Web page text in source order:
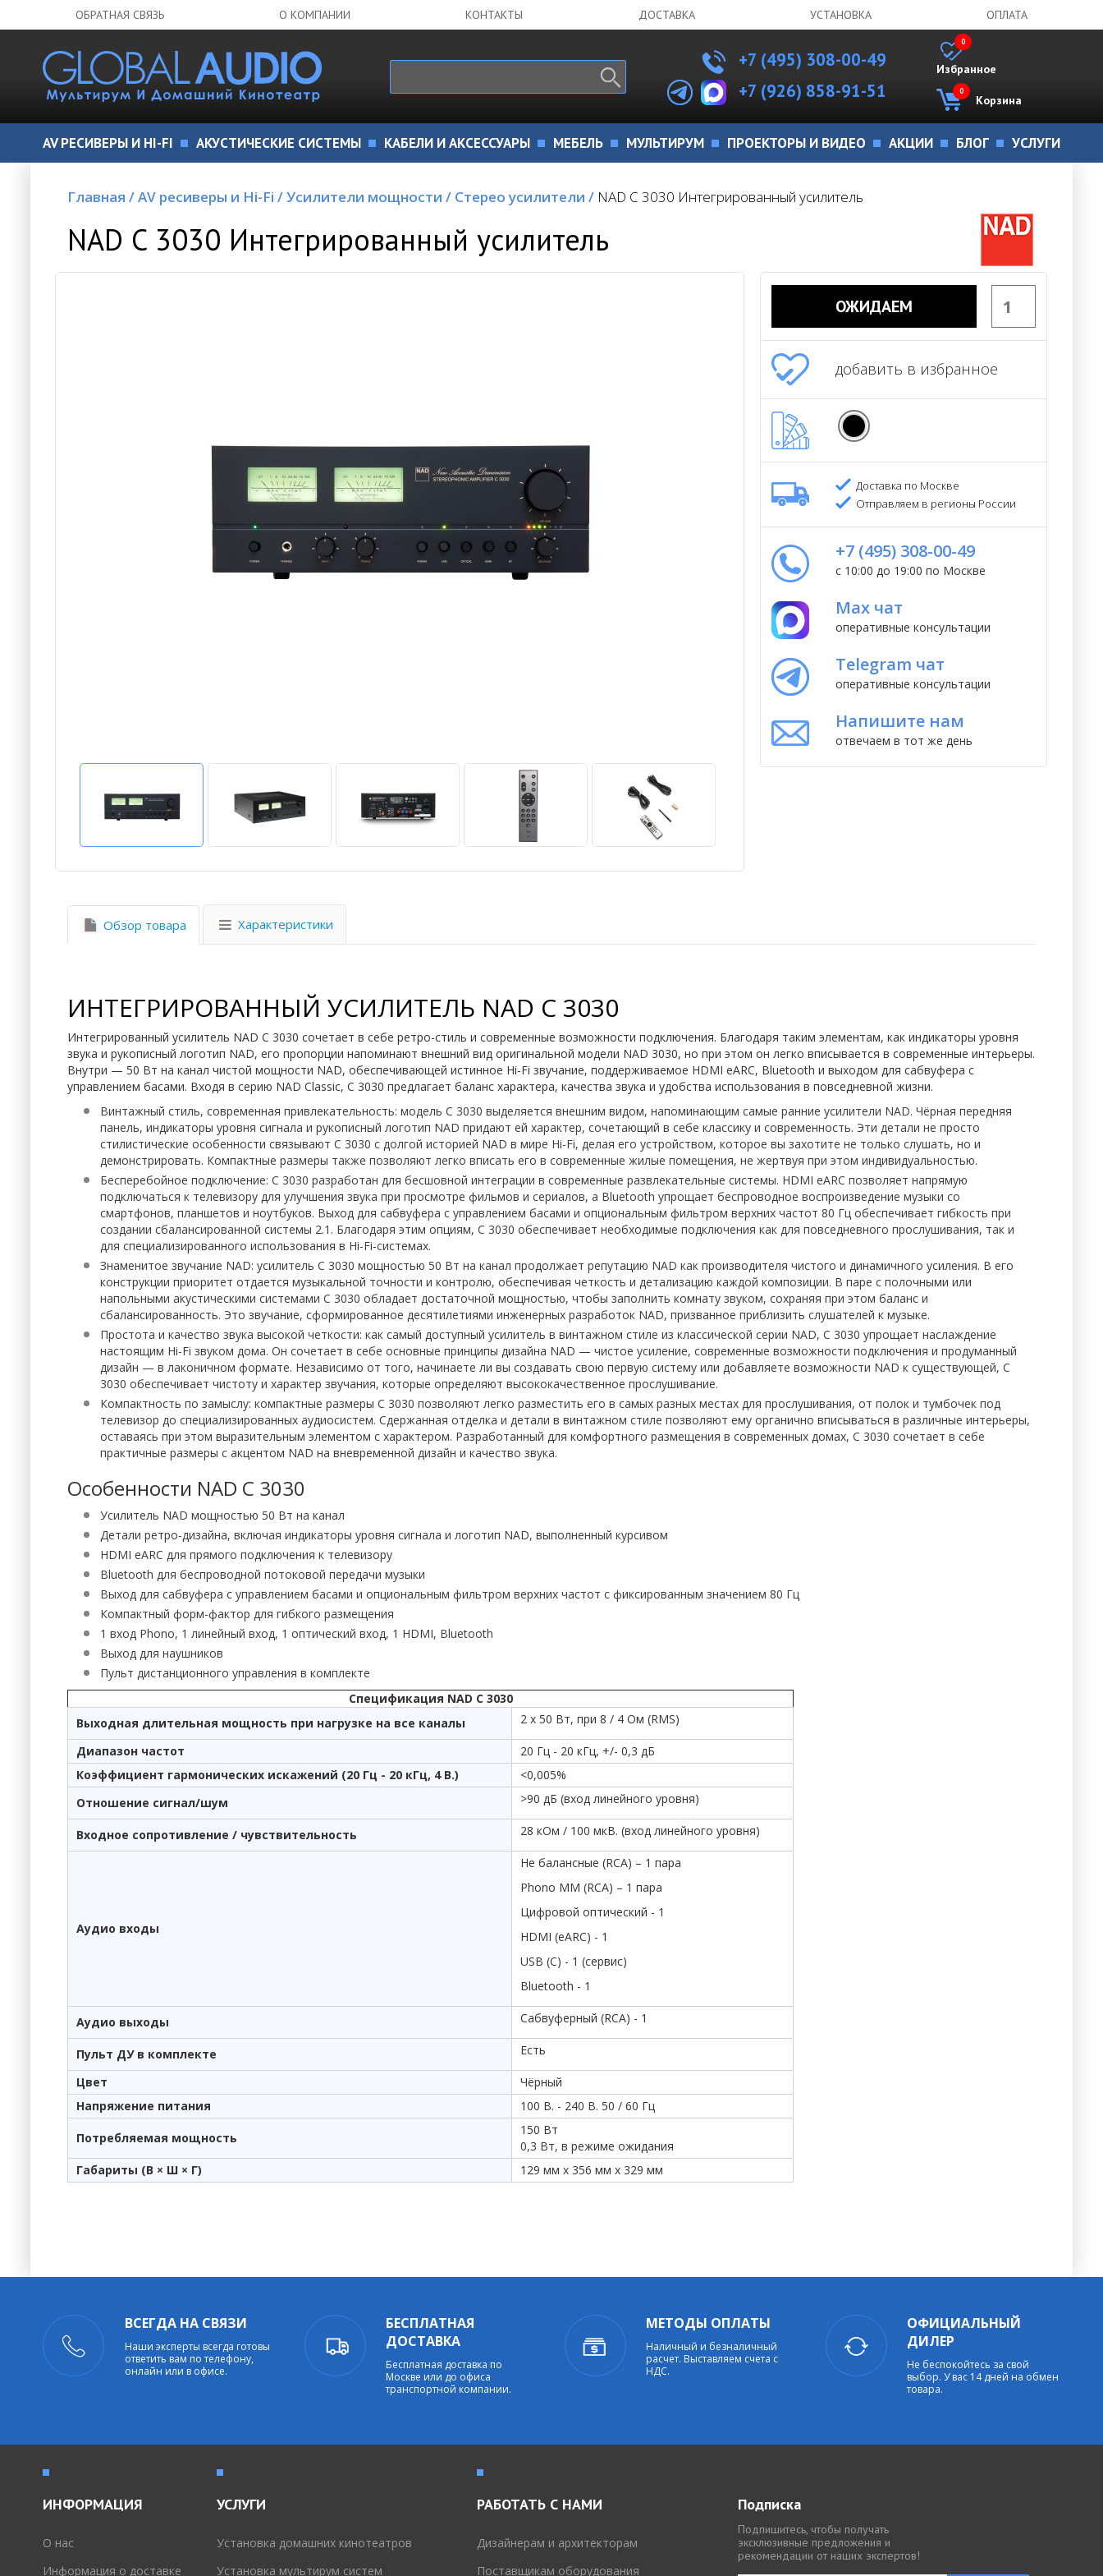
ОБРАТНАЯ СВЯЗЬ О КОМПАНИИ КОНТАКТЫ ДОСТАВКА УСТАНОВКА ОПЛАТА
+7 (495) 308-00-49
+7 (926) 858-91-51
Избранное
0
Корзина
0
AV РЕСИВЕРЫ И HI-FI АКУСТИЧЕСКИЕ СИСТЕМЫ КАБЕЛИ И АКСЕССУАРЫ МЕБЕЛЬ МУЛЬТИРУМ ПРОЕКТОРЫ И ВИДЕО АКЦИИ БЛОГ УСЛУГИ
Главная /AV ресиверы и Hi-Fi /Усилители мощности / Стерео усилители / NAD C 3030 Интегрированный усилитель
NAD C 3030 Интегрированный усилитель
ОЖИДАЕМ
добавить в избранное
Доставка по Москве
Отправляем в регионы России
+7 (495) 308-00-49
с 10:00 до 19:00 по Москве
Max чат
оперативные консультации
Telegram чат
оперативные консультации
Напишите нам
отвечаем в тот же день
Обзор товара Характеристики
ИНТЕГРИРОВАННЫЙ УСИЛИТЕЛЬ NAD C 3030
Интегрированный усилитель NAD C 3030 сочетает в себе ретро-стиль и современные возможности подключения. Благодаря таким элементам, как индикаторы уровня
звука и рукописный логотип NAD, его пропорции напоминают внешний вид оригинальной модели NAD 3030, но при этом он легко вписывается в современные интерьеры.
Внутри — 50 Вт на канал чистой мощности NAD, обеспечивающей истинное Hi-Fi звучание, поддерживаемое HDMI eARC, Bluetooth и выходом для сабвуфера с
управлением басами. Входя в серию NAD Classic, C 3030 предлагает баланс характера, качества звука и удобства использования в повседневной жизни.
Винтажный стиль, современная привлекательность: модель C 3030 выделяется внешним видом, напоминающим самые ранние усилители NAD. Чёрная передняя
панель, индикаторы уровня сигнала и рукописный логотип NAD придают ей характер, сочетающий в себе классику и современность. Эти детали не просто
стилистические особенности связывают C 3030 с долгой историей NAD в мире Hi-Fi, делая его устройством, которое вы захотите не только слушать, но и
демонстрировать. Компактные размеры также позволяют легко вписать его в современные жилые помещения, не жертвуя при этом индивидуальностью.
Бесперебойное подключение: C 3030 разработан для бесшовной интеграции в современные развлекательные системы. HDMI eARC позволяет напрямую
подключаться к телевизору для улучшения звука при просмотре фильмов и сериалов, а Bluetooth упрощает беспроводное воспроизведение музыки со
смартфонов, планшетов и ноутбуков. Выход для сабвуфера с управлением басами и опциональным фильтром верхних частот 80 Гц обеспечивает гибкость при
создании сбалансированной системы 2.1. Благодаря этим опциям, C 3030 обеспечивает необходимые подключения как для повседневного прослушивания, так и
для специализированного использования в Hi-Fi-системах.
Знаменитое звучание NAD: усилитель C 3030 мощностью 50 Вт на канал продолжает репутацию NAD как производителя чистого и динамичного усиления. В его
конструкции приоритет отдается музыкальной точности и контролю, обеспечивая четкость и детализацию каждой композиции. В паре с полочными или
напольными акустическими системами C 3030 обладает достаточной мощностью, чтобы заполнить комнату звуком, сохраняя при этом баланс и
сбалансированность. Это звучание, сформированное десятилетиями инженерных разработок NAD, призванное приблизить слушателей к музыке.
Простота и качество звука высокой четкости: как самый доступный усилитель в винтажном стиле из классической серии NAD, C 3030 упрощает наслаждение
настоящим Hi-Fi звуком дома. Он сочетает в себе основные принципы дизайна NAD — чистое усиление, современные возможности подключения и продуманный
дизайн — в лаконичном формате. Независимо от того, начинаете ли вы создавать свою первую систему или добавляете возможности NAD к существующей, C
3030 обеспечивает чистоту и характер звучания, которые определяют высококачественное прослушивание.
Компактность по замыслу: компактные размеры C 3030 позволяют легко разместить его в самых разных местах для прослушивания, от полок и тумбочек под
телевизор до специализированных аудиосистем. Сдержанная отделка и детали в винтажном стиле позволяют ему органично вписываться в различные интерьеры,
оставаясь при этом выразительным элементом с характером. Разработанный для комфортного размещения в современных домах, C 3030 сочетает в себе
практичные размеры с акцентом NAD на вневременной дизайн и качество звука.
Особенности NAD C 3030
Усилитель NAD мощностью 50 Вт на канал
Детали ретро-дизайна, включая индикаторы уровня сигнала и логотип NAD, выполненный курсивом
HDMI eARC для прямого подключения к телевизору
Bluetooth для беспроводной потоковой передачи музыки
Выход для сабвуфера с управлением басами и опциональным фильтром верхних частот с фиксированным значением 80 Гц
Компактный форм-фактор для гибкого размещения
1 вход Phono, 1 линейный вход, 1 оптический вход, 1 HDMI, Bluetooth
Выход для наушников
Пульт дистанционного управления в комплекте
Спецификация NAD C 3030
Выходная длительная мощность при нагрузке на все каналы
2 x 50 Вт, при 8 / 4 Ом (RMS)
Диапазон частот
20 Гц - 20 кГц, +/- 0,3 дБ
Коэффициент гармонических искажений (20 Гц - 20 кГц, 4 В.)
<0,005%
Отношение сигнал/шум
>90 дБ (вход линейного уровня)
Входное сопротивление / чувствительность 28 кОм / 100 мкВ. (вход линейного уровня)
Аудио входы
Не балансные (RCA) – 1 пара
Phono MM (RCA) – 1 пара
Цифровой оптический - 1
HDMI (eARC) - 1
USB (C) - 1 (сервис)
Bluetooth - 1
Аудио выходы Сабвуферный (RCA) - 1
Пульт ДУ в комплекте Есть
Цвет
Чёрный
Напряжение питания
100 В. - 240 В. 50 / 60 Гц
Потребляемая мощность
150 Вт
0,3 Вт, в режиме ожидания
Габариты (В × Ш × Г)
129 мм х 356 мм х 329 мм
ВСЕГДА НА СВЯЗИ
Наши эксперты всегда готовы
ответить вам по телефону,
онлайн или в офисе.
БЕСПЛАТНАЯ
ДОСТАВКА
Бесплатная доставка по
Москве или до офиса
транспортной компании.
МЕТОДЫ ОПЛАТЫ
Наличный и безналичный
расчет. Выставляем счета с
НДС.
ОФИЦИАЛЬНЫЙ
ДИЛЕР
Не беспокойтесь за свой
выбор. У вас 14 дней на обмен
товара.
ИНФОРМАЦИЯ
O нас
Информация о доставке
УСЛУГИ
Установка домашних кинотеатров
Установка мультирум систем
РАБОТАТЬ С НАМИ
Дизайнерам и архитекторам
Поставщикам оборудования
Подписка
Подпишитесь, чтобы получать
эксклюзивные предложения и
рекомендации от наших экспертов!